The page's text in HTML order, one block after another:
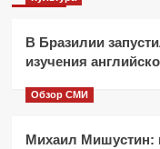
В Бразилии
изучения
Обзор СМИ
Михаил Мишустин: